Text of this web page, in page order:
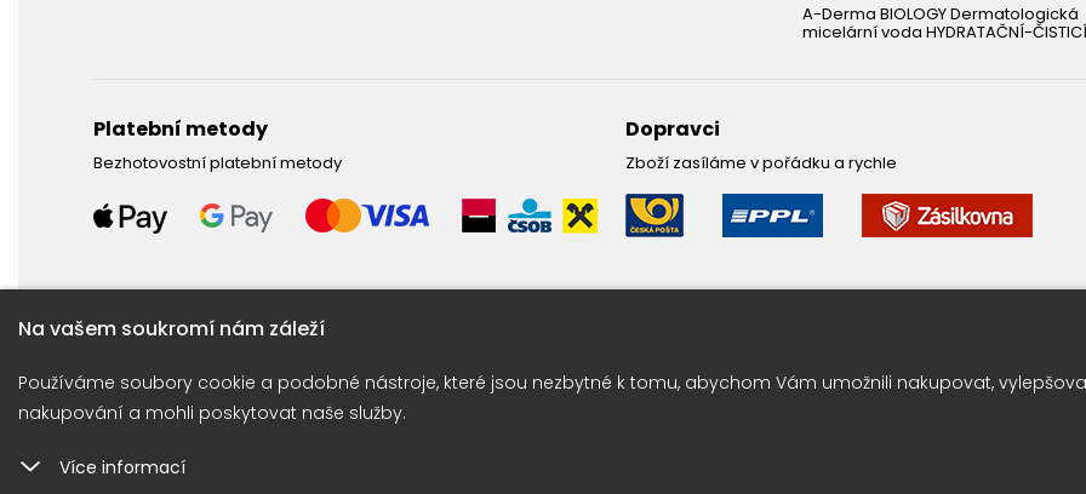
A-Derma BIOLOGY Dermatologická
micelární voda HYDRATAČNÍ-
Platební metody
Bezhotovostní platební metody
Dopravci
Zboží zasíláme v pořádku a rychle
Obraťte se na naší linku: +420 774 675 615 Chcete vědět o výhodných nabídkách jako první ? Přihlašte se k
Na vašem soukromí nám záleží
Používáme soubory cookie a podobné nástroje, které jsou nezbytné k tomu, abychom Vám umožnili nakupovat,
nakupování a mohli poskytovat naše služby.
Více informací